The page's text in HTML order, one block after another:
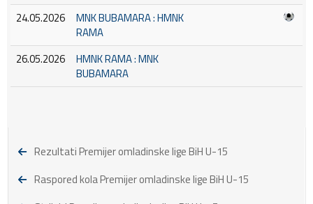
24.05.2026
MNK BUBAMARA : HMNK
RAMA
26.05.2026
HMNK RAMA : MNK
BUBAMARA
Rezultati Premijer omladinske lige BiH U-15
Raspored kola Premijer omladinske lige BiH U-15